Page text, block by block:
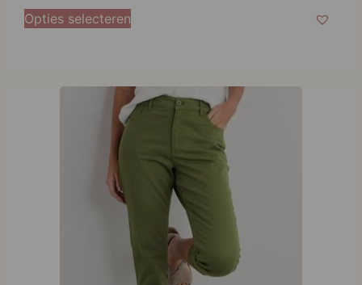
Opties selecteren